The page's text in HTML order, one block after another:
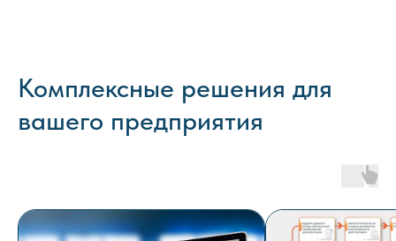
Комплексные решения для
вашего предприятия